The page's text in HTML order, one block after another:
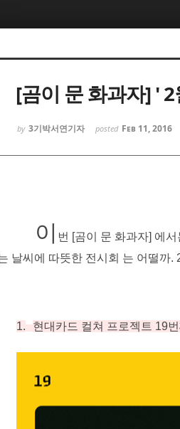
[곰이 문 화과자] '
by 3기박서연기자 posted Feb 11, 2016
이 번 [곰이 문 화과자] 에서
날씨에 따뜻한 전시회 는 어떨까.
1. 현대카드 컬쳐 프로젝트 19